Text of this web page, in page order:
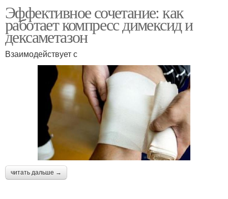
Эффективное сочетание: как
работает компресс димексид и
дексаметазон
Взаимодействует с
читать дальше →